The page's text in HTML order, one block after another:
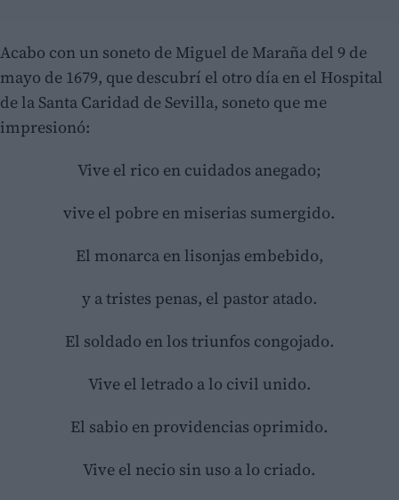
Acabo con un soneto de Miguel de Maraña del 9 de
mayo de 1679, que descubrí el otro día en el Hospital
de la Santa Caridad de Sevilla, soneto que me
impresionó:
Vive el rico en cuidados anegado;
vive el pobre en miserias sumergido.
El monarca en lisonjas embebido,
y a tristes penas, el pastor atado.
El soldado en los triunfos congojado.
Vive el letrado a lo civil unido.
El sabio en providencias oprimido.
Vive el necio sin uso a lo criado.